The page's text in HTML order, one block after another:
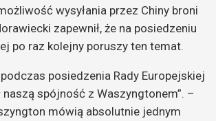
wysyłania przez Chiny broni
zapewnił, że na posiedzeniu
po raz kolejny poruszy ten temat.
posiedzenia Rady Europejskiej
naszą spójność z Waszyngtonem”. –
mówią absolutnie jednym